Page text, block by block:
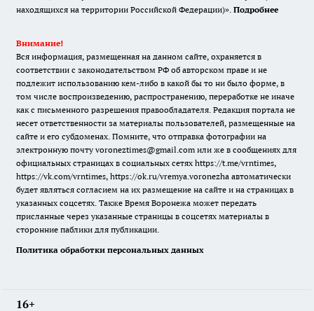
находящихся на территории Российской Федерации)». Подробнее
Внимание!
Вся информация, размещенная на данном сайте, охраняется в
соответствии с законодательством РФ об авторском праве и не
подлежит использованию кем-либо в какой бы то ни было форме, в
том числе воспроизведению, распространению, переработке не иначе
как с письменного разрешения правообладателя. Редакция портала не
несет ответственности за материалы пользователей, размещенные на
сайте и его субдоменах. Помните, что отправка фотографии на
электронную почту voroneztimes@gmail.com или же в сообщениях для
официальных страницах в социальных сетях https://t.me/vrntimes,
https://vk.com/vrntimes, https://ok.ru/vremya.voronezha автоматически
будет являться согласием на их размещение на сайте и на страницах в
указанных соцсетях. Также Время Воронежа может передать
присланные через указанные страницы в соцсетях материалы в
сторонние паблики для публикации.
Политика обработки персональных данных
16+